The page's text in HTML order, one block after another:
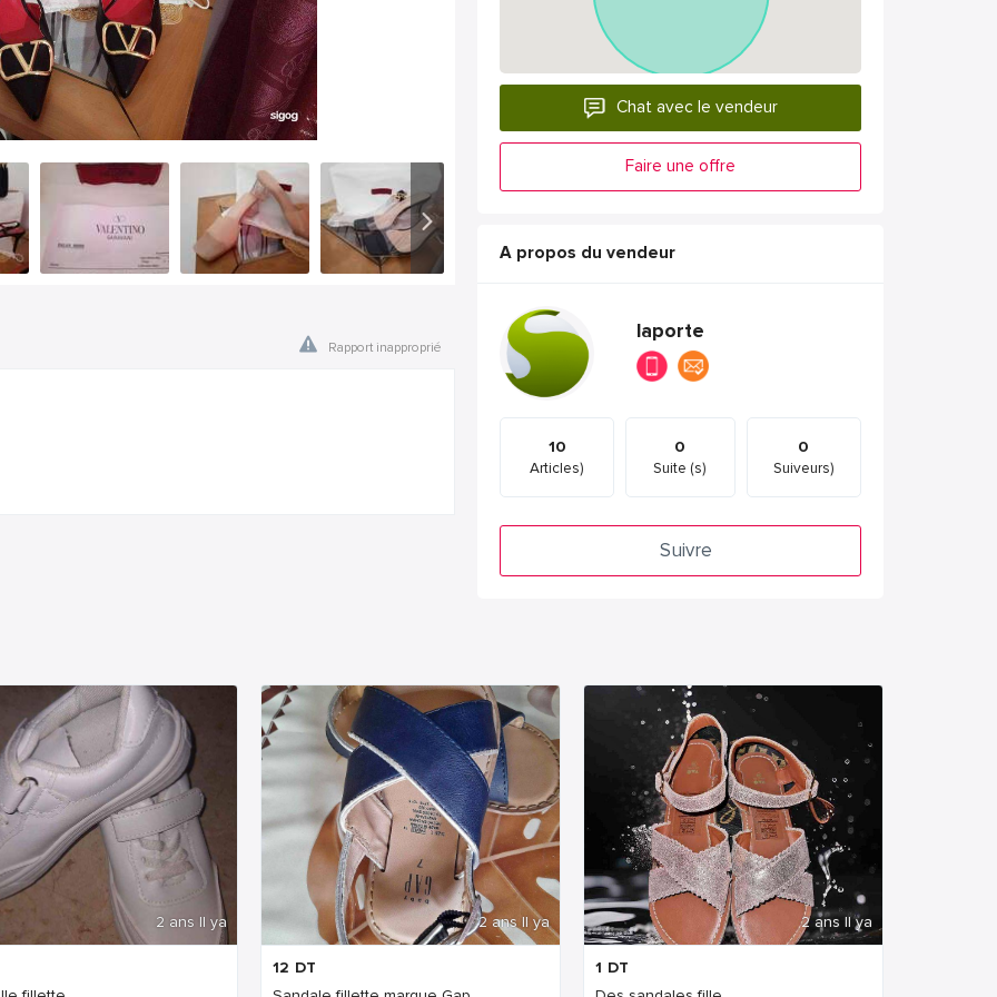
Rapport inapproprié
Chat avec le vendeur
Faire une offre
A propos du vendeur
laporte
10
Articles)
0
Suite (s)
0
Suiveurs)
Suivre
2 ans Il ya 2 ans Il ya
12 DT
2 ans Il ya
1 DT